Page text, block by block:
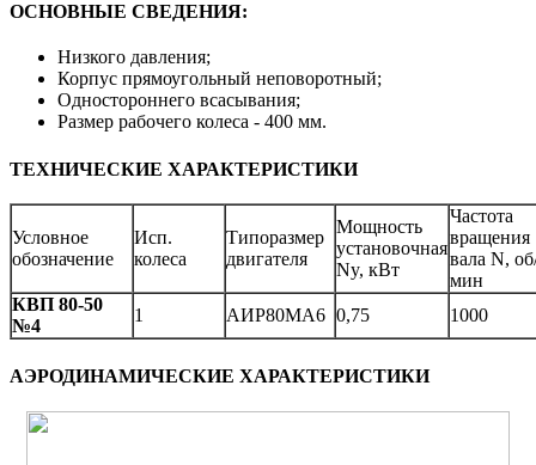
ОСНОВНЫЕ СВЕДЕНИЯ:
Низкого давления;
Корпус прямоугольный неповоротный;
Одностороннего всасывания;
Размер рабочего колеса - 400 мм.
ТЕХНИЧЕСКИЕ ХАРАКТЕРИСТИКИ
Условное
обозначение
Исп.
колеса
Типоразмер
двигателя
Мощность
установочная
Ny, кВт
Частота
вращения
вала N,
мин
КВП 80-50
№4
1 АИР80MA6 0,75 1000
АЭРОДИНАМИЧЕСКИЕ ХАРАКТЕРИСТИКИ